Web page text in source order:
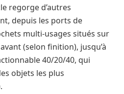
regorge d’autres
depuis les ports de
multi-usages situés sur
(selon finition), jusqu’à
40/20/40, qui
objets les plus